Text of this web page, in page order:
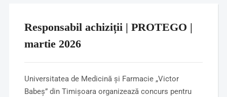
Responsabil achiziții | PROTEGO |
martie 2026
Universitatea de Medicină şi Farmacie „Victor
Babeş” din Timişoara organizează concurs pentru